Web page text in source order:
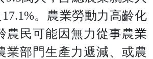
17.1%。農業勞動力高齡化
農民可能因無力從事農業
業部門生產力遞減、或農